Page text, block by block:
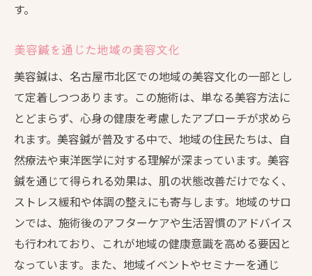
す。
美容鍼を通じた地域の美容文化
美容鍼は、名古屋市北区での地域の美容文化の一部とし
て定着しつつあります。この施術は、単なる美容方法に
とどまらず、心身の健康を考慮したアプローチが求めら
れます。美容鍼が普及する中で、地域の住民たちは、自
然療法や東洋医学に対する理解が深まっています。美容
鍼を通じて得られる効果は、肌の状態改善だけでなく、
ストレス緩和や体調の整えにも寄与します。地域のサロ
ンでは、施術後のアフターケアや生活習慣のアドバイス
も行われており、これが地域の健康意識を高める要因と
なっています。また、地域イベントやセミナーを通じ